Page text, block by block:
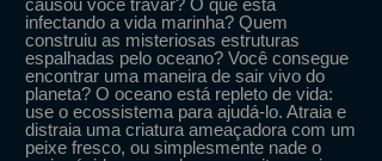
causou você travar? O que está
infectando a vida marinha? Quem
construiu as misteriosas estruturas
espalhadas pelo oceano? Você consegue
encontrar uma maneira de sair vivo do
planeta? O oceano está repleto de vida:
use o ecossistema para ajudá-lo. Atraia e
distraia uma criatura ameaçadora com um
peixe fresco, ou simplesmente nade o